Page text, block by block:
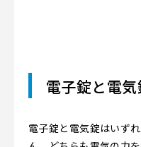
電子錠と電
電子錠と電気錠はいず